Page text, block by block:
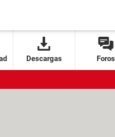
Descargas Foros